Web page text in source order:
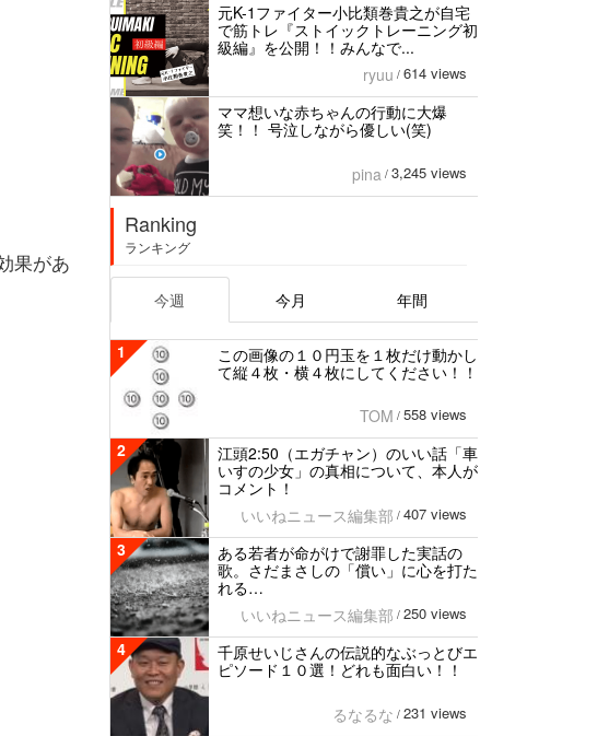
果があ
元K-1ファイター小比類巻貴之が自宅
で筋トレ『ストイックトレーニング初
級編』を公開！！みんなで...
ryuu / 614 views
ママ想いな赤ちゃんの行動に大爆
笑！！ 号泣しながら優しい(笑)
pina / 3,245 views
Ranking
ランキング
今週 今月 年間
1
この画像の１０円玉を１枚だけ動かし
て縦４枚・横４枚にしてください！！
TOM / 558 views
2
江頭2:50（エガチャン）のいい話「車
いすの少女」の真相について、本人が
コメント！
いいねニュース編集部 / 407 views
3
ある若者が命がけで謝罪した実話の
歌。さだまさしの「償い」に心を打た
れる…
いいねニュース編集部 / 250 views
4
千原せいじさんの伝説的なぶっとびエ
ピソード１０選！どれも面白い！！
るなるな / 231 views